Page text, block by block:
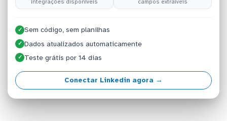
✓ Sem código, sem planilhas
✓ Dados atualizados automaticamente
✓ Teste grátis por 14 dias
Conectar Linkedin agora →